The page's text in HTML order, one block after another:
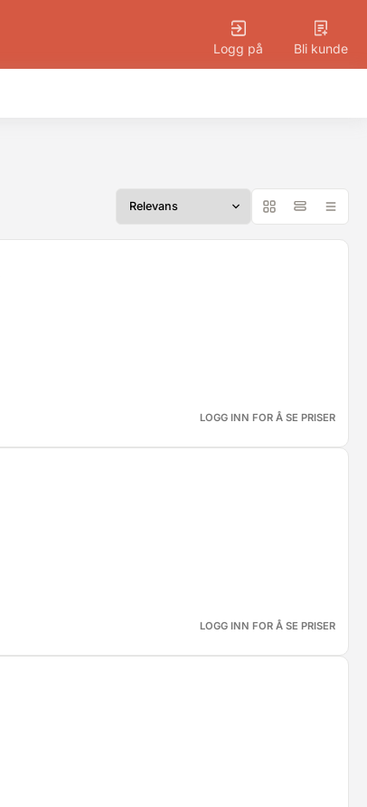
Logg på Bli kunde
LOGG INN FOR Å SE PRISER
LOGG INN FOR Å SE PRISER